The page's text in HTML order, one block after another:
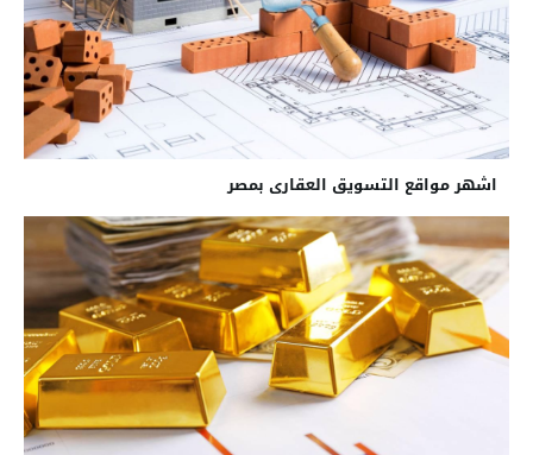
اشهر مواقع التسويق العقارى بمصر